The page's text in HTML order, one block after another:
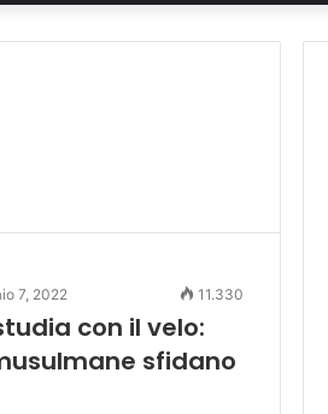
7, 2022 11.330
con il velo:
sfidano